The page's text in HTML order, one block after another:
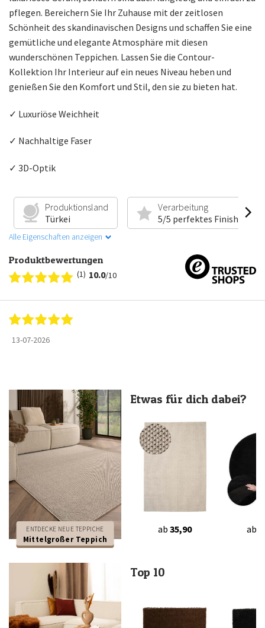
pflegen. Bereichern Sie Ihr Zuhause mit der zeitlosen
Schönheit des skandinavischen Designs und schaffen Sie eine
gemütliche und elegante Atmosphäre mit diesen
wunderschönen Teppichen. Lassen Sie die Contour-
Kollektion Ihr Interieur auf ein neues Niveau heben und
genießen Sie den Komfort und Stil, den sie zu bieten hat.
✓ Luxuriöse Weichheit
✓ Nachhaltige Faser
✓ 3D-Optik
Produktionsland
Türkei
Verarbeitung
5/5 perfektes Finish
Alle Eigenschaften anzeigen
Produktbewertungen
(1) 10.0/10
13-07-2026
ENTDECKE NEUE TEPPICHE
Mittelgroßer Teppich
Etwas für dich dabei?
ab 35,90 ab
Top 10